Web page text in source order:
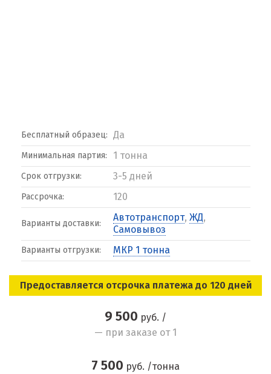
Бесплатный образец: Да
Минимальная партия: 1 тонна
Срок отгрузки: 3-5 дней
Рассрочка: 120
Варианты доставки:
Автотранспорт, ЖД,
Самовывоз
Варианты отгрузки: МКР 1 тонна
Предоставляется отсрочка платежа до 120 дней
9 500 руб. /
— при заказе от 1
7 500 руб. /тонна